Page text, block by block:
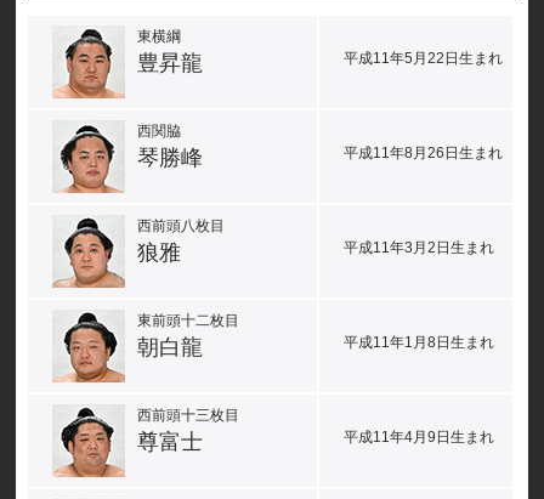
東横綱
豊昇龍 平成11年5月22日生まれ
西関脇
琴勝峰 平成11年8月26日生まれ
西前頭八枚目
狼雅 平成11年3月2日生まれ
東前頭十二枚目
朝白龍 平成11年1月8日生まれ
西前頭十三枚目
尊富士 平成11年4月9日生まれ